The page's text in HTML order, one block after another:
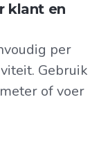
klant en
per
Gebruik
of voer